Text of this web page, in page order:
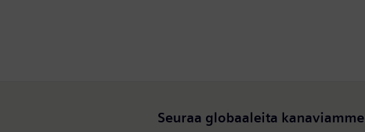
Seuraa globaaleita kanaviamme